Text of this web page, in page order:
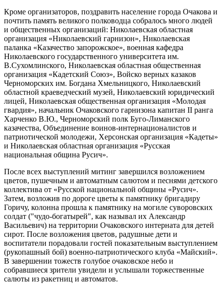
Кроме организаторов, поздравить население города Очакова и
почтить память великого полководца собралось много людей
и общественных организаций: Николаевская областная
организация «Николаевский гарнизон», Николаевская
паланка «Казачество запорожское», военная кафедра
Николаевского государственного университета им.
В.Сухомлинского, Николаевская областная общественная
организация «Кадетский Союз», Войско верных казаков
Черноморских им. Богдана Хмельницкого, Николаевский
областной краеведческий музей, Николаевский юридический
лицей, Николаевская общественная организация «Молодая
гвардия», начальник Очаковского гарнизона капитан II ранга
Харченко В.Ю., Черноморский полк Буго-Лиманского
казачества, Объединение воинов-интернационалистов и
патриотической молодежи, Херсонская организация «Кадеты»
и Николаевская областная организация «Русская
национальная община Русич».
После всех выступлений митинг завершился возложением
цветов, пушечным и автоматным салютом и песнями детского
коллектива от «Русской национальной общины «Русич».
Затем, возложив по дороге цветы к памятнику бригадиру
Горичу, колонна прошла к памятнику на могиле суворовских
солдат ("чудо-богатырей", как называл их Александр
Васильевич) на территории Очаковского интерната для детей
сирот. После возложения цветов, радушные дети и
воспитатели порадовали гостей показательным выступлением
(рукопашный бой) военно-патриотического клуба «Майский».
В завершении тожеств голубое очаковское небо и
собравшиеся зрители увидели и услышали торжественные
салюты из ракетниц и автоматов.